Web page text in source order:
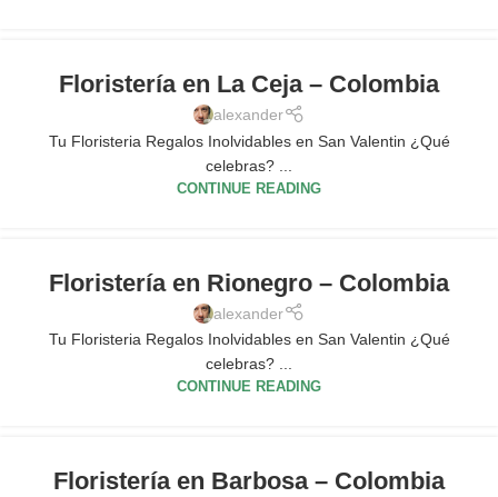
Floristería en La Ceja – Colombia
alexander
Tu Floristeria Regalos Inolvidables en San Valentin ¿Qué
celebras? ...
CONTINUE READING
Floristería en Rionegro – Colombia
alexander
Tu Floristeria Regalos Inolvidables en San Valentin ¿Qué
celebras? ...
CONTINUE READING
Floristería en Barbosa – Colombia